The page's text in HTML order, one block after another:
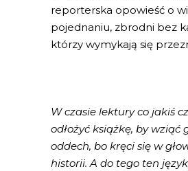
reporterska opowieść o
pojednaniu, zbrodni bez
którzy wymykają się
W czasie lektury co jakiś
odłożyć książkę, by wziąć
oddech, bo kręci się w
historii. A do tego ten